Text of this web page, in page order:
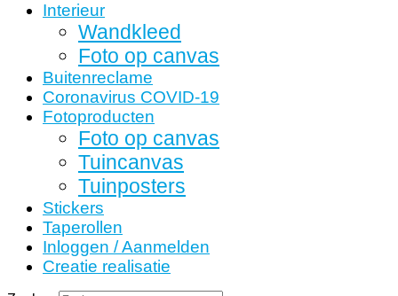
Interieur
Wandkleed
Foto op canvas
Buitenreclame
Coronavirus COVID-19
Fotoproducten
Foto op canvas
Tuincanvas
Tuinposters
Stickers
Taperollen
Inloggen / Aanmelden
Creatie realisatie